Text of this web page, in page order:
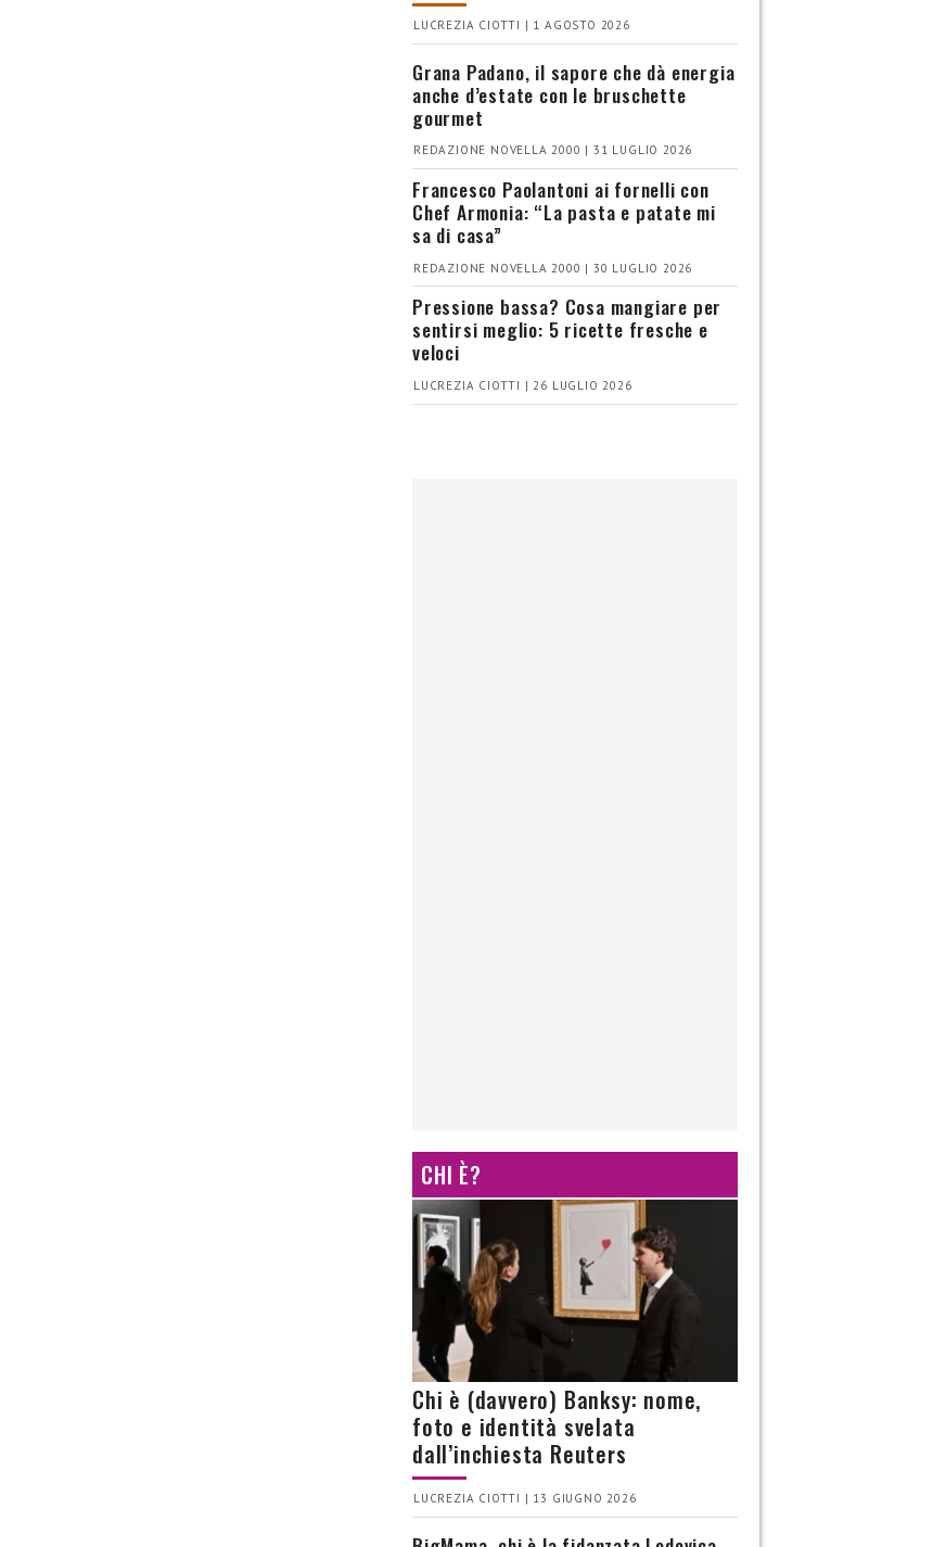
LUCREZIA CIOTTI | 1 AGOSTO 2026
Grana Padano, il sapore che dà energia
anche d’estate con le bruschette
gourmet
REDAZIONE NOVELLA 2000 | 31 LUGLIO 2026
Francesco Paolantoni ai fornelli con
Chef Armonia: “La pasta e patate mi
sa di casa”
REDAZIONE NOVELLA 2000 | 30 LUGLIO 2026
Pressione bassa? Cosa mangiare per
sentirsi meglio: 5 ricette fresche e
veloci
LUCREZIA CIOTTI | 26 LUGLIO 2026
CHI È?
Chi è (davvero) Banksy: nome,
foto e identità svelata
dall’inchiesta Reuters
LUCREZIA CIOTTI | 13 GIUGNO 2026